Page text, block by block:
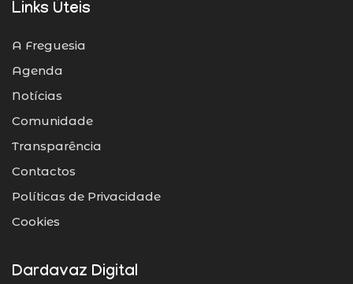
Links Úteis
A Freguesia
Agenda
Notícias
Comunidade
Transparência
Contactos
Políticas de Privacidade
Cookies
Dardavaz Digital